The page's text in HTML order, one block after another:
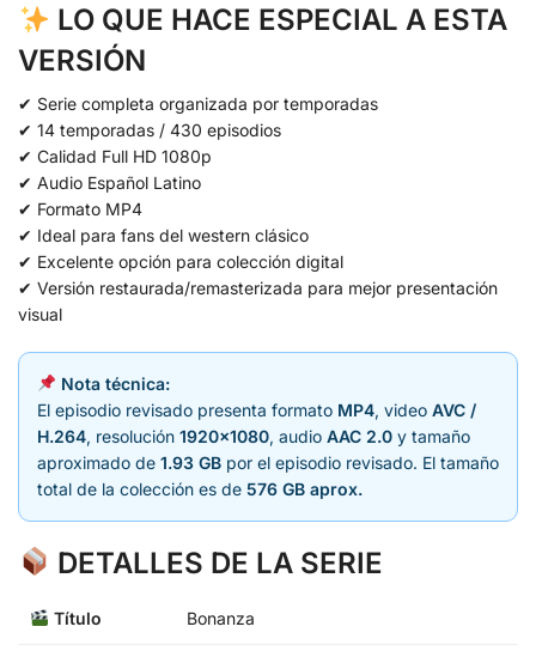
LO QUE HACE ESPECIAL A ESTA
VERSIÓN
✔ Serie completa organizada por temporadas
✔ 14 temporadas / 430 episodios
✔ Calidad Full HD 1080p
✔ Audio Español Latino
✔ Formato MP4
✔ Ideal para fans del western clásico
✔ Excelente opción para colección digital
✔ Versión restaurada/remasterizada para mejor presentación
visual
Nota técnica:
El episodio revisado presenta formato MP4, video AVC /
H.264, resolución 1920×1080, audio AAC 2.0 y tamaño
aproximado de 1.93 GB por el episodio revisado. El tamaño
total de la colección es de 576 GB aprox.
DETALLES DE LA SERIE
Título Bonanza